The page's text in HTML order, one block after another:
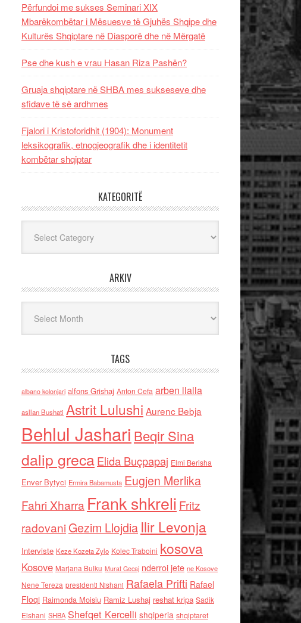
Përfundoi me sukses Seminari XIX
Mbarëkombëtar i Mësuesve të Gjuhës Shqipe dhe
Kulturës Shqiptare në Diasporë dhe në Mërgatë
Pse dhe kush e vrau Hasan Riza Pashën?
Gruaja shqiptare në SHBA mes sukseseve dhe
sfidave të së ardhmes
Fjalori i Kristoforidhit (1904): Monument
leksikografik, etnogjeografik dhe i identitetit
kombëtar shqiptar
KATEGORITË
ARKIV
TAGS
albano kolonjari alfons Grishaj Anton Cefa arben llalla
asllan Bushati Astrit Lulushi Aurenc Bebja
Behlul Jashari Beqir Sina
dalip grecaElida Buçpapaj Elmi Berisha
Enver Bytyci Ermira Babamusta Eugjen Merlika
Fahri Xharra Frank shkreli Fritz
radovaniGezim Llojdia Ilir Levonja
Interviste Keze Kozeta Zylo Kolec Traboini kosova
Kosove Marjana Bulku Murat Gecaj nderroi jete ne Kosove
Nene Tereza presidenti Nishani Rafaela Prifti Rafael
Floqi Raimonda Moisiu Ramiz Lushaj reshat kripa Sadik
Elshani SHBA Shefqet Kercelli shqiperia shqiptaret